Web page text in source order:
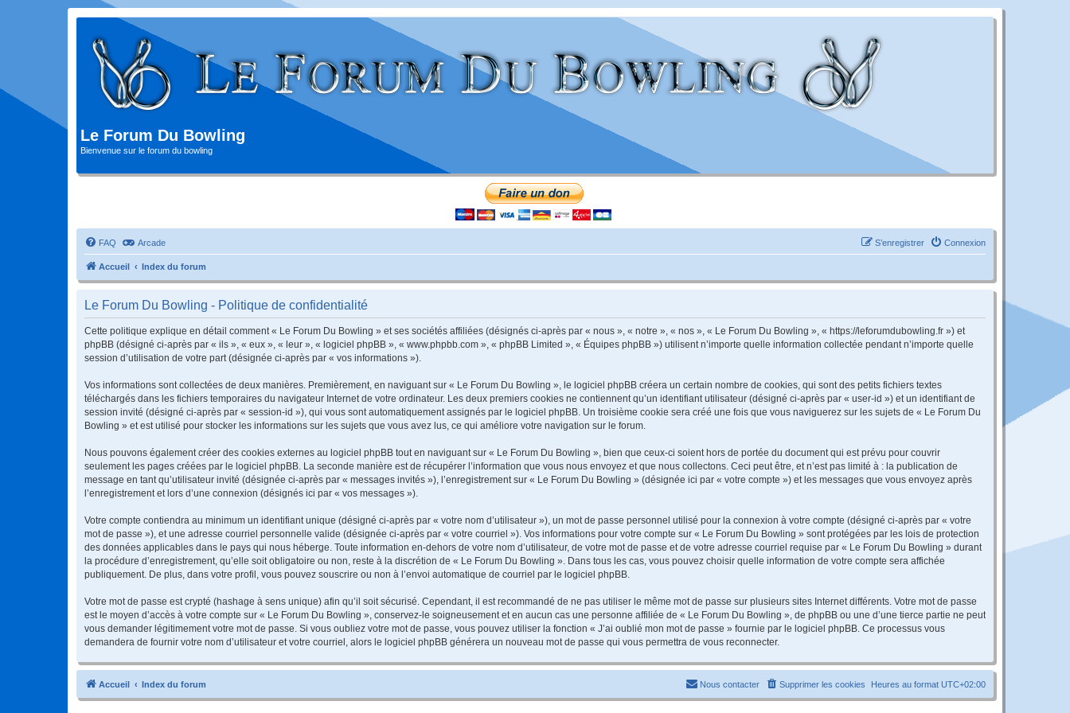
Le Forum Du Bowling
Bienvenue sur le forum du bowling
FAQ Arcade Connexion
S’enregistrer
Accueil Index du forum
Le Forum Du Bowling - Politique de confidentialité
Cette politique explique en détail comment « Le Forum Du Bowling » et ses sociétés affiliées (désignés ci-après par « nous », « notre », « nos », « Le Forum Du Bowling », « https://leforumdubowling.fr ») et
phpBB (désigné ci-après par « ils », « eux », « leur », « logiciel phpBB », « www.phpbb.com », « phpBB Limited », « Équipes phpBB ») utilisent n’importe quelle information collectée pendant n’importe quelle
session d’utilisation de votre part (désignée ci-après par « vos informations »).
Vos informations sont collectées de deux manières. Premièrement, en naviguant sur « Le Forum Du Bowling », le logiciel phpBB créera un certain nombre de cookies, qui sont des petits fichiers textes
téléchargés dans les fichiers temporaires du navigateur Internet de votre ordinateur. Les deux premiers cookies ne contiennent qu’un identifiant utilisateur (désigné ci-après par « user-id ») et un identifiant de
session invité (désigné ci-après par « session-id »), qui vous sont automatiquement assignés par le logiciel phpBB. Un troisième cookie sera créé une fois que vous naviguerez sur les sujets de « Le Forum Du
Bowling » et est utilisé pour stocker les informations sur les sujets que vous avez lus, ce qui améliore votre navigation sur le forum.
Nous pouvons également créer des cookies externes au logiciel phpBB tout en naviguant sur « Le Forum Du Bowling », bien que ceux-ci soient hors de portée du document qui est prévu pour couvrir
seulement les pages créées par le logiciel phpBB. La seconde manière est de récupérer l’information que vous nous envoyez et que nous collectons. Ceci peut être, et n’est pas limité à : la publication de
message en tant qu’utilisateur invité (désignée ci-après par « messages invités »), l’enregistrement sur « Le Forum Du Bowling » (désignée ici par « votre compte ») et les messages que vous envoyez après
l’enregistrement et lors d’une connexion (désignés ici par « vos messages »).
Votre compte contiendra au minimum un identifiant unique (désigné ci-après par « votre nom d’utilisateur »), un mot de passe personnel utilisé pour la connexion à votre compte (désigné ci-après par « votre
mot de passe »), et une adresse courriel personnelle valide (désignée ci-après par « votre courriel »). Vos informations pour votre compte sur « Le Forum Du Bowling » sont protégées par les lois de protection
des données applicables dans le pays qui nous héberge. Toute information en-dehors de votre nom d’utilisateur, de votre mot de passe et de votre adresse courriel requise par « Le Forum Du Bowling » durant
la procédure d’enregistrement, qu’elle soit obligatoire ou non, reste à la discrétion de « Le Forum Du Bowling ». Dans tous les cas, vous pouvez choisir quelle information de votre compte sera affichée
publiquement. De plus, dans votre profil, vous pouvez souscrire ou non à l’envoi automatique de courriel par le logiciel phpBB.
Votre mot de passe est crypté (hashage à sens unique) afin qu’il soit sécurisé. Cependant, il est recommandé de ne pas utiliser le même mot de passe sur plusieurs sites Internet différents. Votre mot de passe
est le moyen d’accès à votre compte sur « Le Forum Du Bowling », conservez-le soigneusement et en aucun cas une personne affiliée de « Le Forum Du Bowling », de phpBB ou une d’une tierce partie ne peut
vous demander légitimement votre mot de passe. Si vous oubliez votre mot de passe, vous pouvez utiliser la fonction « J’ai oublié mon mot de passe » fournie par le logiciel phpBB. Ce processus vous
demandera de fournir votre nom d’utilisateur et votre courriel, alors le logiciel phpBB générera un nouveau mot de passe qui vous permettra de vous reconnecter.
Accueil Index du forum Heures au format UTC+02:00
Supprimer les cookies
Nous contacter